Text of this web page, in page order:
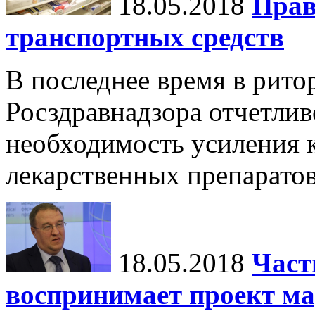
транспортных средств
В последнее время в
Росздравнадзора
необходимость усиления
лекарственных
18.05.2018
воспринимает проект